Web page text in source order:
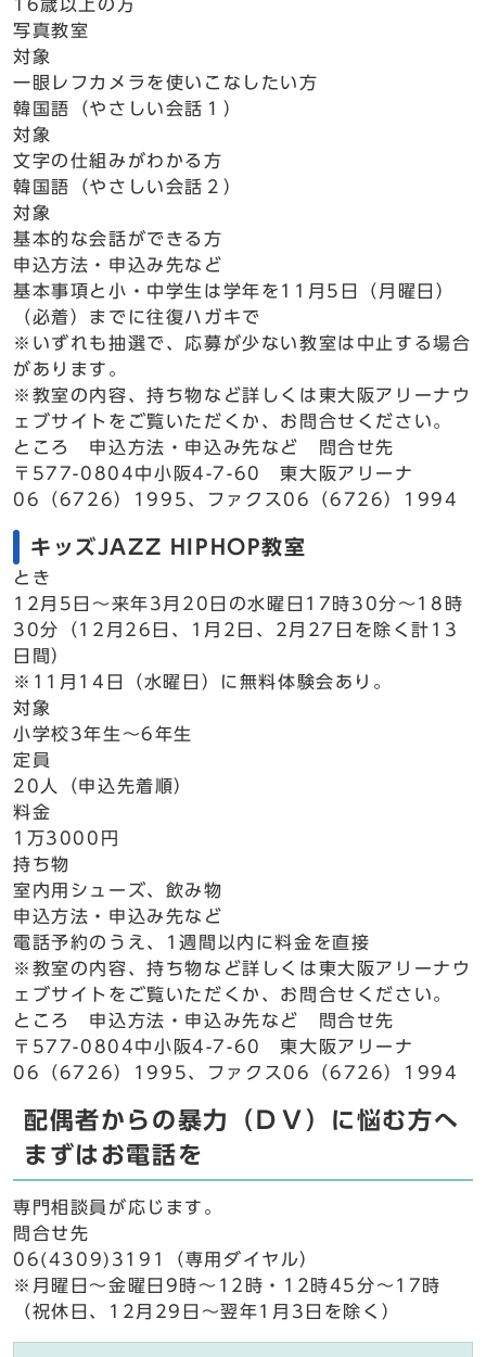
16歳以上の方
写真教室
対象
一眼レフカメラを使いこなしたい方
韓国語（やさしい会話１）
対象
文字の仕組みがわかる方
韓国語（やさしい会話２）
対象
基本的な会話ができる方
申込方法・申込み先など
基本事項と小・中学生は学年を11月5日（月曜日）
（必着）までに往復ハガキで
※いずれも抽選で、応募が少ない教室は中止する場合
があります。
※教室の内容、持ち物など詳しくは東大阪アリーナウ
ェブサイトをご覧いただくか、お問合せください。
ところ 申込方法・申込み先など 問合せ先
〒577-0804中小阪4-7-60 東大阪アリーナ
06（6726）1995、ファクス06（6726）1994
キッズJAZZ HIPHOP教室
とき
12月5日～来年3月20日の水曜日17時30分～18時
30分（12月26日、1月2日、2月27日を除く計13
日間）
※11月14日（水曜日）に無料体験会あり。
対象
小学校3年生～6年生
定員
20人（申込先着順）
料金
1万3000円
持ち物
室内用シューズ、飲み物
申込方法・申込み先など
電話予約のうえ、1週間以内に料金を直接
※教室の内容、持ち物など詳しくは東大阪アリーナウ
ェブサイトをご覧いただくか、お問合せください。
ところ 申込方法・申込み先など 問合せ先
〒577-0804中小阪4-7-60 東大阪アリーナ
06（6726）1995、ファクス06（6726）1994
配偶者からの暴力（ＤＶ）に悩む方へ
まずはお電話を
専門相談員が応じます。
問合せ先
06(4309)3191（専用ダイヤル）
※月曜日～金曜日9時～12時・12時45分～17時
（祝休日、12月29日～翌年1月3日を除く）